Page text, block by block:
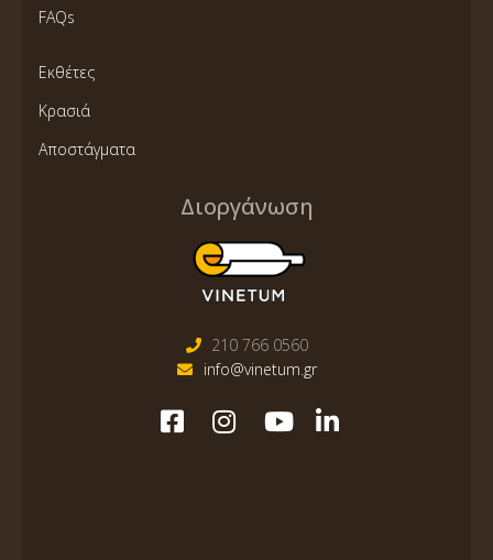
FAQs
Εκθέτες
Κρασιά
Αποστάγματα
Διοργάνωση
210 766 0560
info@vinetum.gr